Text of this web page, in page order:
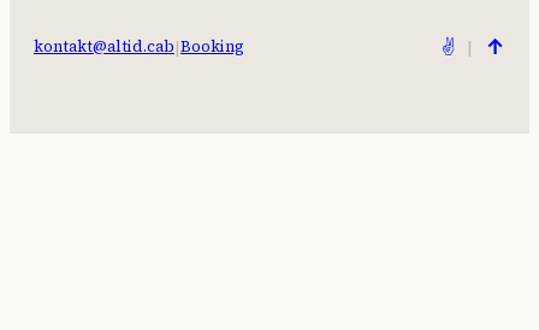
kontakt@altid.cab|Booking ✌️ | ↑